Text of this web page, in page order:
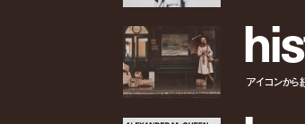
his
アイコンから